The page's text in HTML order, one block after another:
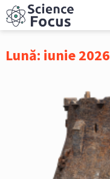
Lună: iunie 2026